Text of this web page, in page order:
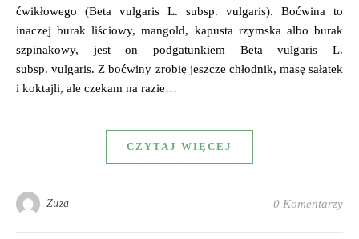
ćwikłowego (Beta vulgaris L. subsp. vulgaris). Boćwina to
inaczej burak liściowy, mangold, kapusta rzymska albo burak
szpinakowy, jest on podgatunkiem Beta vulgaris L.
subsp. vulgaris. Z boćwiny zrobię jeszcze chłodnik, masę sałatek
i koktajli, ale czekam na razie…
CZYTAJ WIĘCEJ
Zuza 0 Komentarzy